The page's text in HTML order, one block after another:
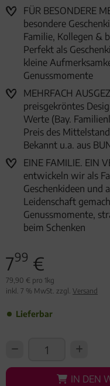
FÜR BESONDERE
besondere
Familie, Kollegen &
Perfekt als
kleine
Genussmomente
MEHRFACH
preisgekröntes
Werte (Bay.
Preis des
Bekannt u.a. aus
EINE FAMILIE. EIN
entwickeln wir als
Geschenkideen und
Leidenschaft
Genussmomente,
beim Schenken
799 €
79,90 € pro 1kg
inkl. 7 % MwSt. zzgl. Versand
Lieferbar
IN DEN
IN DEN